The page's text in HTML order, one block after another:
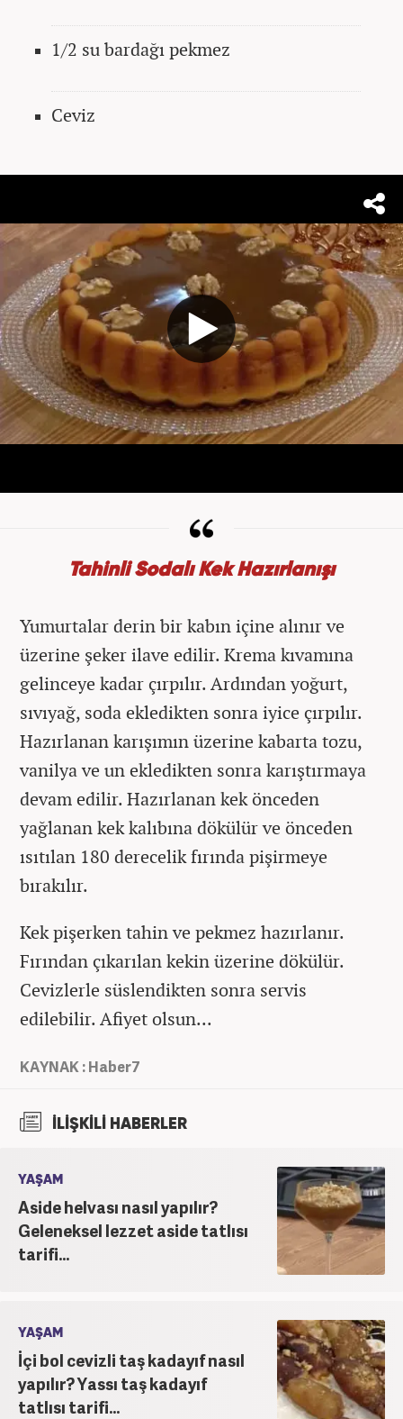
1/2 su bardağı pekmez
Ceviz
Tahinli Sodalı Kek Hazırlanışı
Yumurtalar derin bir kabın içine alınır ve
üzerine şeker ilave edilir. Krema kıvamına
gelinceye kadar çırpılır. Ardından yoğurt,
sıvıyağ, soda ekledikten sonra iyice çırpılır.
Hazırlanan karışımın üzerine kabarta tozu,
vanilya ve un ekledikten sonra karıştırmaya
devam edilir. Hazırlanan kek önceden
yağlanan kek kalıbına dökülür ve önceden
ısıtılan 180 derecelik fırında pişirmeye
bırakılır.
Kek pişerken tahin ve pekmez hazırlanır.
Fırından çıkarılan kekin üzerine dökülür.
Cevizlerle süslendikten sonra servis
edilebilir. Afiyet olsun...
KAYNAK : Haber7
İLİŞKİLİ HABERLER
YAŞAM
Aside helvası nasıl yapılır?
Geleneksel lezzet aside tatlısı
tarifi...
YAŞAM
İçi bol cevizli taş kadayıf nasıl
yapılır? Yassı taş kadayıf
tatlısı tarifi...